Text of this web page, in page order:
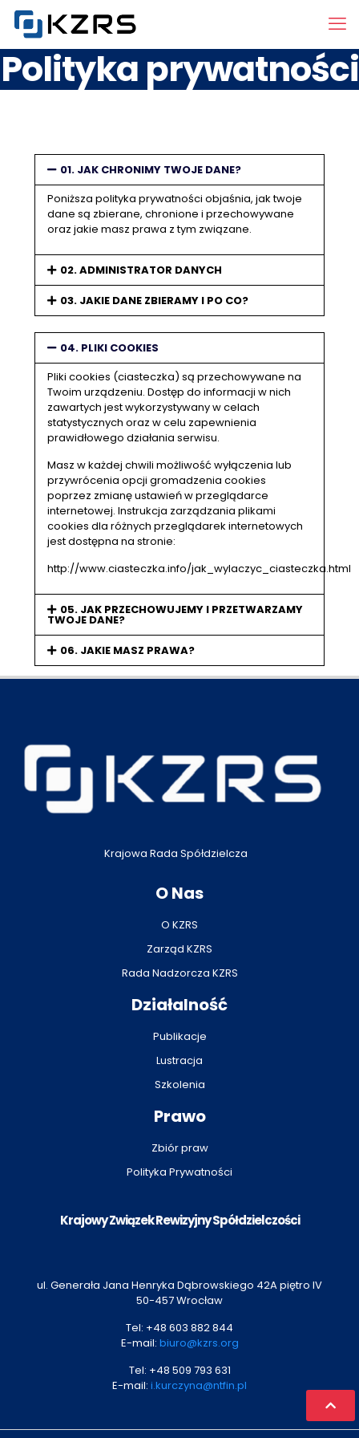
Polityka prywatności
01. JAK CHRONIMY TWOJE DANE?
Poniższa polityka prywatności objaśnia, jak twoje
dane są zbierane, chronione i przechowywane
oraz jakie masz prawa z tym związane.
02. ADMINISTRATOR DANYCH
03. JAKIE DANE ZBIERAMY I PO CO?
04. PLIKI COOKIES
Pliki cookies (ciasteczka) są przechowywane na
Twoim urządzeniu. Dostęp do informacji w nich
zawartych jest wykorzystywany w celach
statystycznych oraz w celu zapewnienia
prawidłowego działania serwisu.
Masz w każdej chwili możliwość wyłączenia lub
przywrócenia opcji gromadzenia cookies
poprzez zmianę ustawień w przeglądarce
internetowej. Instrukcja zarządzania plikami
cookies dla różnych przeglądarek internetowych
jest dostępna na stronie:
http://www.ciasteczka.info/jak_wylaczyc_ciasteczka.html
05. JAK PRZECHOWUJEMY I PRZETWARZAMY
TWOJE DANE?
06. JAKIE MASZ PRAWA?
Krajowa Rada Spółdzielcza
O Nas
O KZRS
Zarząd KZRS
Rada Nadzorcza KZRS
Działalność
Publikacje
Lustracja
Szkolenia
Prawo
Zbiór praw
Polityka Prywatności
Krajowy Związek Rewizyjny Spółdzielczości
ul. Generała Jana Henryka Dąbrowskiego 42A piętro IV
50-457 Wrocław
Tel: +48 603 882 844
E-mail: biuro@kzrs.org
Tel: +48 509 793 631
E-mail: i.kurczyna@ntfin.pl